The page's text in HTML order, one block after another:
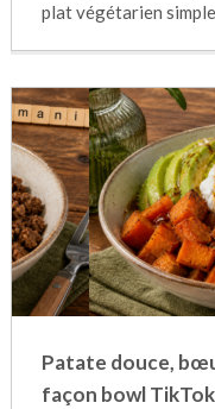
plat végétarien
Patate douce,
façon bowl